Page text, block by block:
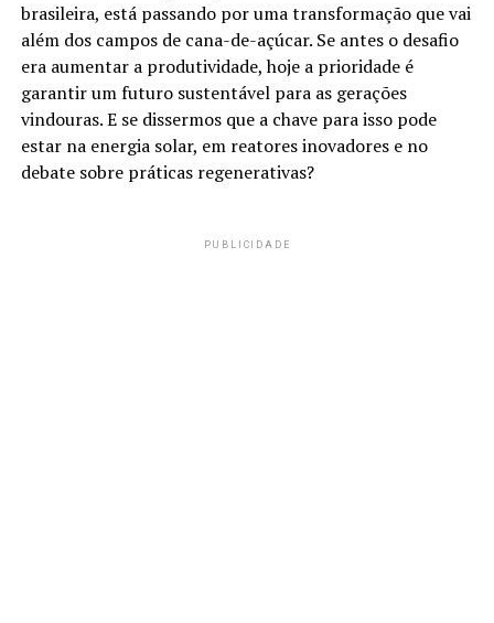
brasileira, está passando por uma transformação que vai
além dos campos de cana-de-açúcar. Se antes o desafio
era aumentar a produtividade, hoje a prioridade é
garantir um futuro sustentável para as gerações
vindouras. E se dissermos que a chave para isso pode
estar na energia solar, em reatores inovadores e no
debate sobre práticas regenerativas?
PUBLICIDADE